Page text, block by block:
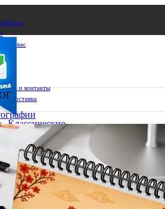
за вас
и контакты
и доставка
доставки
из списка:
Классические
10х10
10х15
13х18
15х15
15х20
20х20